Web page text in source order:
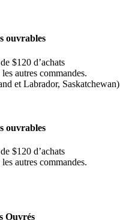
ouvrables
$120 d’achats
autres commandes.
et Labrador, Saskatchewan)
ouvrables
$120 d’achats
autres commandes.
Ouvrés